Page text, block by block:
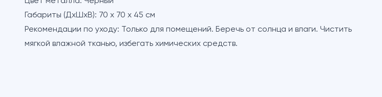
Габариты (ДхШхВ): 70 х 70 х 45 см
Рекомендации по уходу: Только для помещений. Беречь от солнца и влаги. Чистить
мягкой влажной тканью, избегать химических средств.